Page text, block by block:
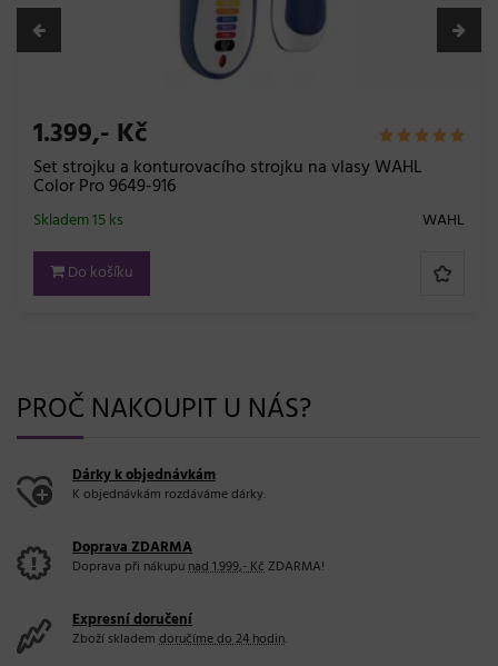
WAHL
Gumička do vlasů s háčkem Duko 8013 -
PROČ NAKOUPIT U NÁS?
Dárky k objednávkám
K objednávkám rozdáváme dárky.
Doprava ZDARMA
Doprava při nákupunad 1.999,- KčZDARMA!
Expresní doručení
Zboží skladem doručíme do 24 hodin.